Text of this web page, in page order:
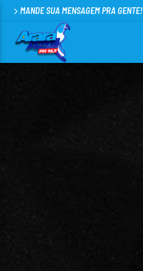
MANDE SUA MENSAGEM PRA GENTE!